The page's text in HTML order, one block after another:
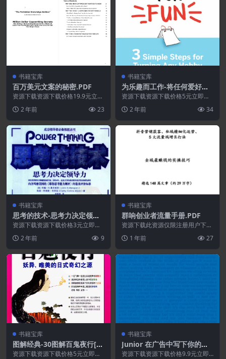
书籍宝库
百万美元文案的秘密.PDF
资源下载资源下载价格19.9元立即
2 年前 23
书籍宝库
为乐趣而工作-将任何爱好或
兴趣变成现金的三个简单步
骤.PDF
资源下载资源下载价格5元立即购
2 年前 34
书籍宝库
思考的技术-思考力决定领导
力.PDF
资源下载资源下载价格3元立即购
2 年前 9
书籍宝库
群响创业者流量手册.PDF
资源下载此资源仅限注册用户下
保证所有资源永久更新资...
1 年前 27
书籍宝库
图解经典-30图解百鬼夜行[中
文彩版].PDF
资源下载资源下载价格5元立即购
书籍宝库
Junior 在广告中写下你的未
来.PDF
资源下载资源下载价格9.9元立即